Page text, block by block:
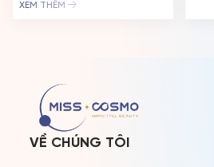
Nhân, Phương Mỹ Chi, Văn
Mai Hương, DJ WOKEUP, […]
XEM THÊM
VỀ CHÚNG TÔI